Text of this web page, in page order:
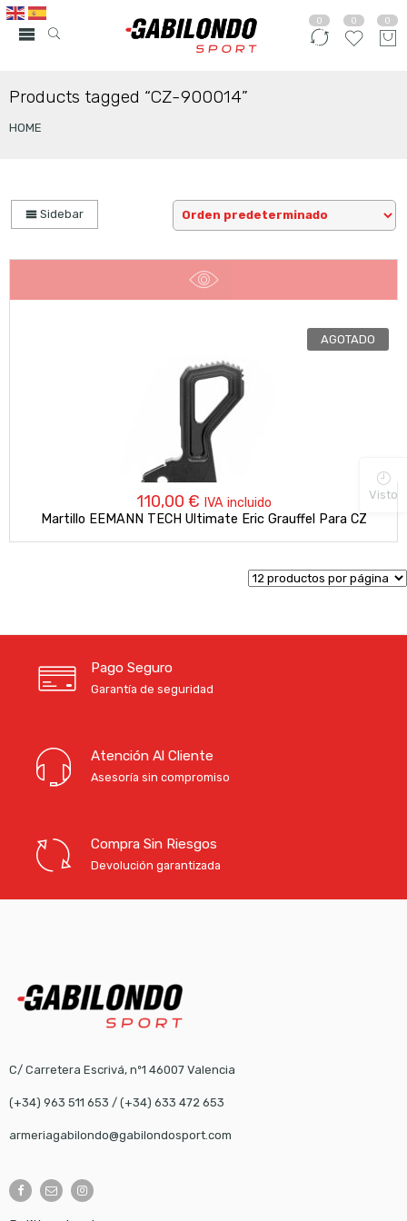
0 0 0
Products tagged “CZ-900014”
HOME
Sidebar
AGOTADO
110,00 € IVA incluido
Martillo EEMANN TECH Ultimate Eric Grauffel Para CZ
Pago Seguro
Garantía de seguridad
Atención Al Cliente
Asesoría sin compromiso
Compra Sin Riesgos
Devolución garantizada
C/ Carretera Escrivá, nº1 46007 Valencia
(+34) 963 511 653 / (+34) 633 472 653
armeriagabilondo@gabilondosport.com
Visto